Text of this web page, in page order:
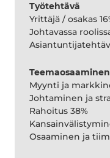
Työtehtävä
Yrittäjä / osakas
Johtavassa
Teemaosaaminen
Myynti ja
Johtaminen ja
Rahoitus 38%
Osaaminen ja